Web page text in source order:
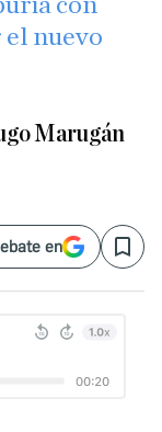
con
el nuevo
Marugán
en Save